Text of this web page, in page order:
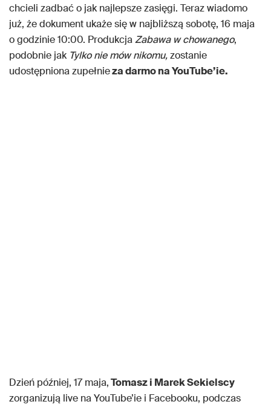
chcieli zadbać o jak najlepsze zasięgi. Teraz wiadomo
już, że dokument ukaże się w najbliższą sobotę, 16 maja
o godzinie 10:00. ProdukcjaZabawa w chowanego,
podobnie jak Tylko nie mów nikomu,zostanie
udostępniona zupełnieza darmo na YouTube’ie.
Dzień później, 17 maja,Tomasz i Marek Sekielscy
zorganizują live na YouTube’ie i Facebooku, podczas